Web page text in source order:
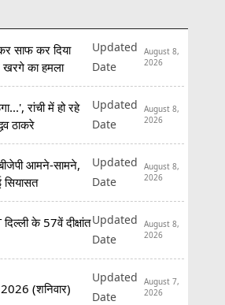
साफ कर दिया
खरगे का हमला
Updated
Date
August 8,
2026
रांची में हो रहे
ठाकरे
Updated
Date
August 8,
2026
आमने-सामने,
सियासत
Updated
Date
August 8,
2026
के 57वें दीक्षांतUpdated
Date
August 8,
2026
(शनिवार)
Updated
Date
August 7,
2026